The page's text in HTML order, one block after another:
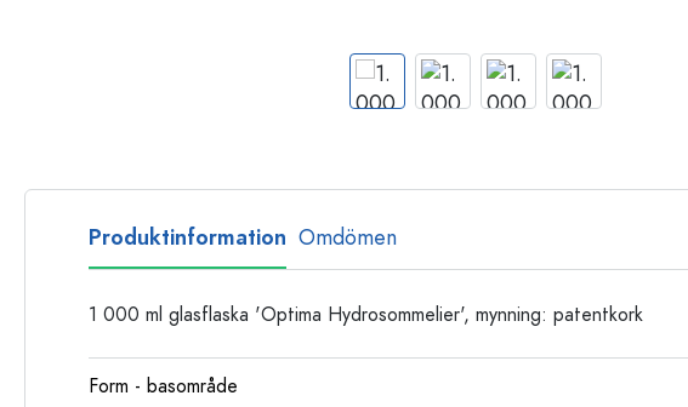
Produktinformation Omdömen
1 000 ml glasflaska 'Optima Hydrosommelier', mynning: patentkork
Form - basområde